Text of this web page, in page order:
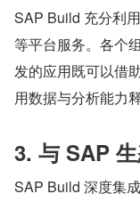
SAP Build 充分利
等平台服务。各个
发的应用既可以借
用数据与分析能力
3. 与 SAP
SAP Build 深度集